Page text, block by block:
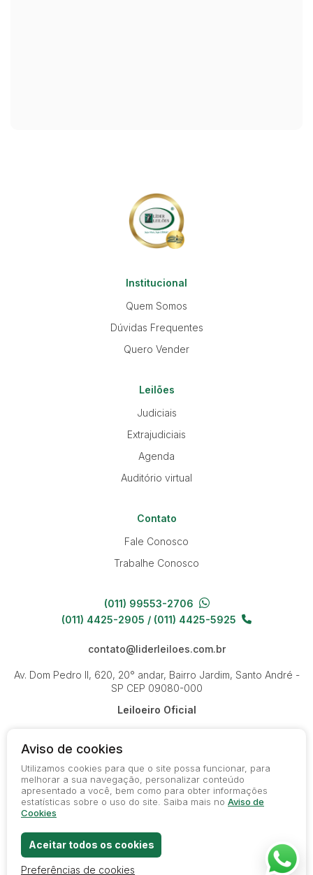
Institucional
Quem Somos
Dúvidas Frequentes
Quero Vender
Leilões
Judiciais
Extrajudiciais
Agenda
Auditório virtual
Contato
Fale Conosco
Trabalhe Conosco
(011) 99553-2706
(011) 4425-2905 / (011) 4425-5925
contato@liderleiloes.com.br
Av. Dom Pedro II, 620, 20° andar, Bairro Jardim, Santo André -
SP CEP 09080-000
Leiloeiro Oficial
© 2026-present - Todos os direitos reservados
Termos de Uso
Aviso de cookies
Utilizamos cookies para que o site possa funcionar, para
melhorar a sua navegação, personalizar conteúdo
apresentado a você, bem como para obter informações
estatísticas sobre o uso do site. Saiba mais no Aviso de
Cookies
Aceitar todos os cookies
Preferências de cookies